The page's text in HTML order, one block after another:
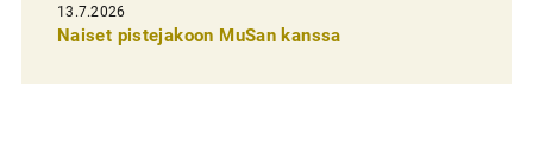
e
13.7.2026
Naiset pistejakoon MuSan kanssa